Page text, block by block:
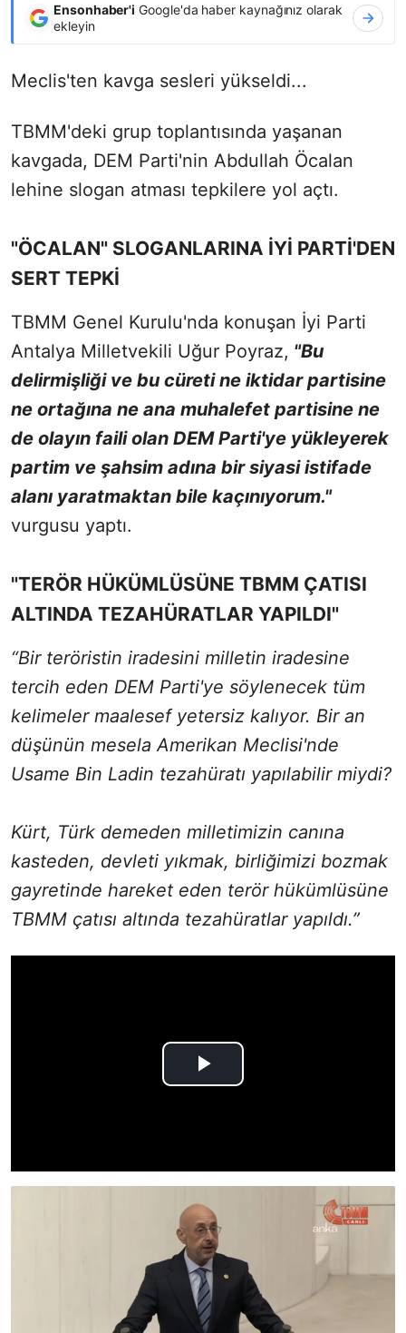
Ensonhaber'i Google'da haber kaynağınız olarak
ekleyin
Meclis'ten kavga sesleri yükseldi...
TBMM'deki grup toplantısında yaşanan
kavgada, DEM Parti'nin Abdullah Öcalan
lehine slogan atması tepkilere yol açtı.
"ÖCALAN" SLOGANLARINA İYİ PARTİ'DEN
SERT TEPKİ
TBMM Genel Kurulu'nda konuşan İyi Parti
Antalya Milletvekili Uğur Poyraz, "Bu
delirmişliği ve bu cüreti ne iktidar partisine
ne ortağına ne ana muhalefet partisine ne
de olayın faili olan DEM Parti'ye yükleyerek
partim ve şahsim adına bir siyasi istifade
alanı yaratmaktan bile kaçınıyorum."
vurgusu yaptı.
"TERÖR HÜKÜMLÜSÜNE TBMM ÇATISI
ALTINDA TEZAHÜRATLAR YAPILDI"
“Bir teröristin iradesini milletin iradesine
tercih eden DEM Parti'ye söylenecek tüm
kelimeler maalesef yetersiz kalıyor. Bir an
düşünün mesela Amerikan Meclisi'nde
Usame Bin Ladin tezahüratı yapılabilir miydi?
Kürt, Türk demeden milletimizin canına
kasteden, devleti yıkmak, birliğimizi bozmak
gayretinde hareket eden terör hükümlüsüne
TBMM çatısı altında tezahüratlar yapıldı.”